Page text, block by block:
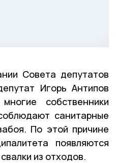
Совета депутатов
Игорь Антипов
собственники
санитарные
По этой причине
появляются
из отходов.